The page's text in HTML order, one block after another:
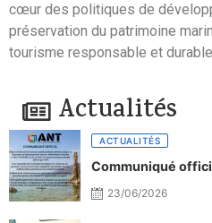
cœur des politiques de
préservation du patrimoine
tourisme responsable et
Actualités
ACTUALITÉS
Communiqué
23/06/2026